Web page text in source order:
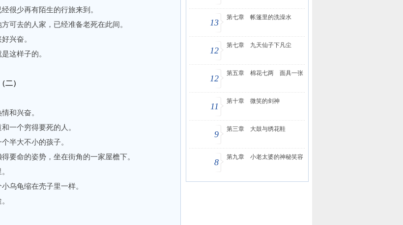
少再有陌生的行旅来到。
去的人家，已经准备老死在此间。
兴奋。
这样子的。
（二）
和兴奋。
一个穷得要死的人。
半大不小的孩子。
命的姿势，坐在街角的一家屋檐下。
乌龟缩在壳子里一样。
13
第七章 帐篷里的洗澡水
12
第七章 九天仙子下凡尘
12
第五章 棉花七两 面具一张
11
第十章 微笑的剑神
9
第三章 大鼓与绣花鞋
8
第九章 小老太婆的神秘笑容